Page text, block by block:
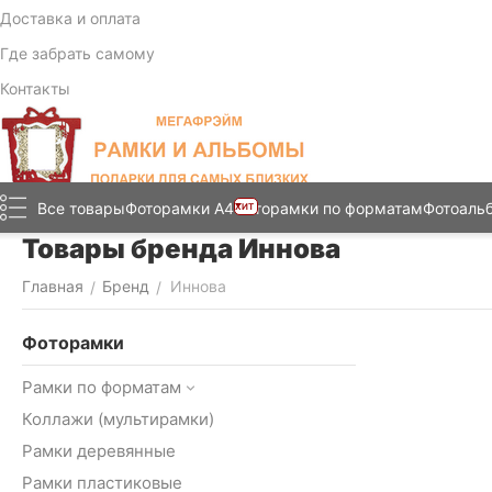
Доставка и оплата
Где забрать самому
Контакты
Все товарыФоторамки А4ХИТ
Фоторамки по форматам
Товары бренда Иннова
Главная / Бренд / Иннова
Фоторамки
Рамки по форматам
Коллажи (мультирамки)
Рамки деревянные
Рамки пластиковые